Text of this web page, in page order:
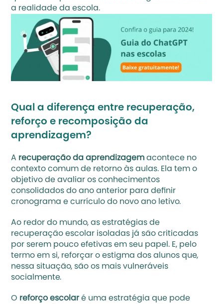
a realidade da escola.
Qual a diferença entre recuperação,
reforço e recomposição da
aprendizagem?
A recuperação da aprendizagem acontece no
contexto comum de retorno às aulas. Ela tem o
objetivo de avaliar os conhecimentos
consolidados do ano anterior para definir
cronograma e currículo do novo ano letivo.
Ao redor do mundo, as estratégias de
recuperação escolar isoladas já são criticadas
por serem pouco efetivas em seu papel. E, pelo
termo em si, reforçar o estigma dos alunos que,
nessa situação, são os mais vulneráveis
socialmente.
O reforço escolar é uma estratégia que pode